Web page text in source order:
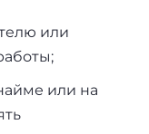
или
или на